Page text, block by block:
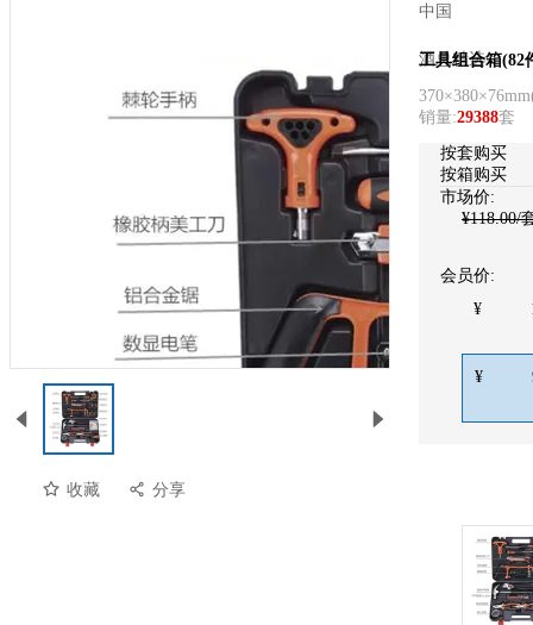
收藏 分享
中国
酒总精选
工具组合箱(82
370×380×76mm
销量:29388套
按套购买
按箱购买
市场价:
¥118.00/
会员价:
¥
¥